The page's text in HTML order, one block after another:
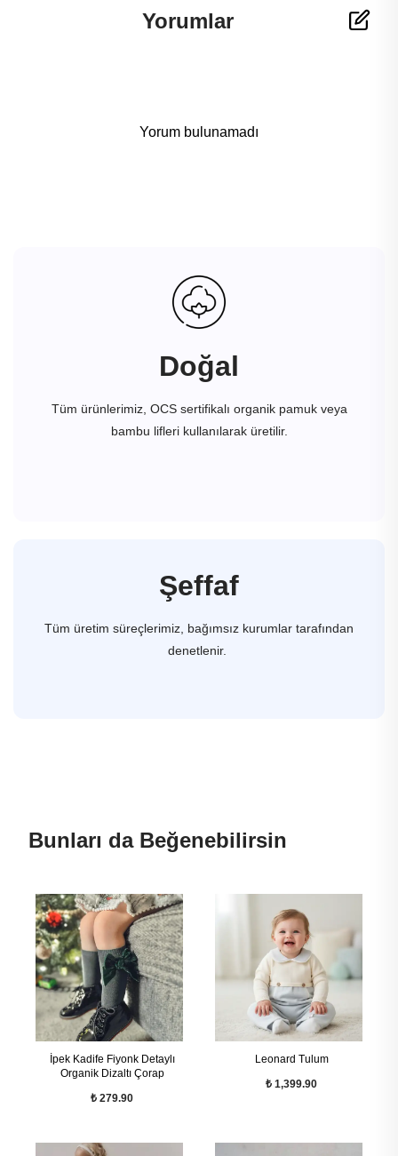
Yorumlar
Yorum bulunamadı
Doğal
Tüm ürünlerimiz, OCS sertifikalı organik pamuk veya
bambu lifleri kullanılarak üretilir.
Şeffaf
Tüm üretim süreçlerimiz, bağımsız kurumlar tarafından
denetlenir.
Bunları da Beğenebilirsin
İpek Kadife Fiyonk Detaylı
Organik Dizaltı Çorap
₺ 279.90
Leonard Tulum
₺ 1,399.90